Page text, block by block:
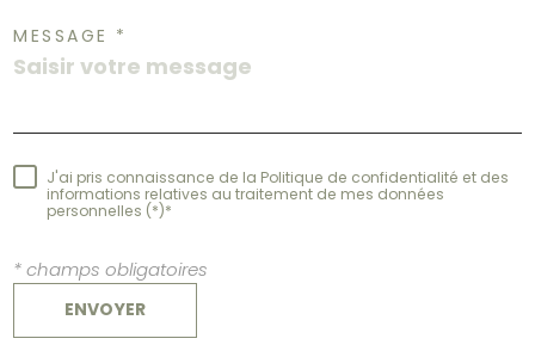
MESSAGE *
J'ai pris connaissance de la Politique de confidentialité et des
informations relatives au traitement de mes données
personnelles (*)*
* champs obligatoires
ENVOYER